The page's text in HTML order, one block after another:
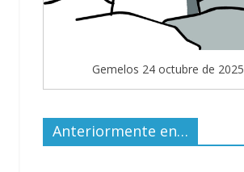
Gemelos 24 octubre de 2025
Anteriormente en…